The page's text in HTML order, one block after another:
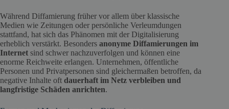
Während Diffamierung früher vor allem über klassische
Medien wie Zeitungen oder persönliche Verleumdungen
stattfand, hat sich das Phänomen mit der Digitalisierung
erheblich verstärkt. Besonders anonyme Diffamierungen im
Internet sind schwer nachzuverfolgen und können eine
enorme Reichweite erlangen. Unternehmen, öffentliche
Personen und Privatpersonen sind gleichermaßen betroffen, da
negative Inhalte oft dauerhaft im Netz verbleiben und
langfristige Schäden anrichten.